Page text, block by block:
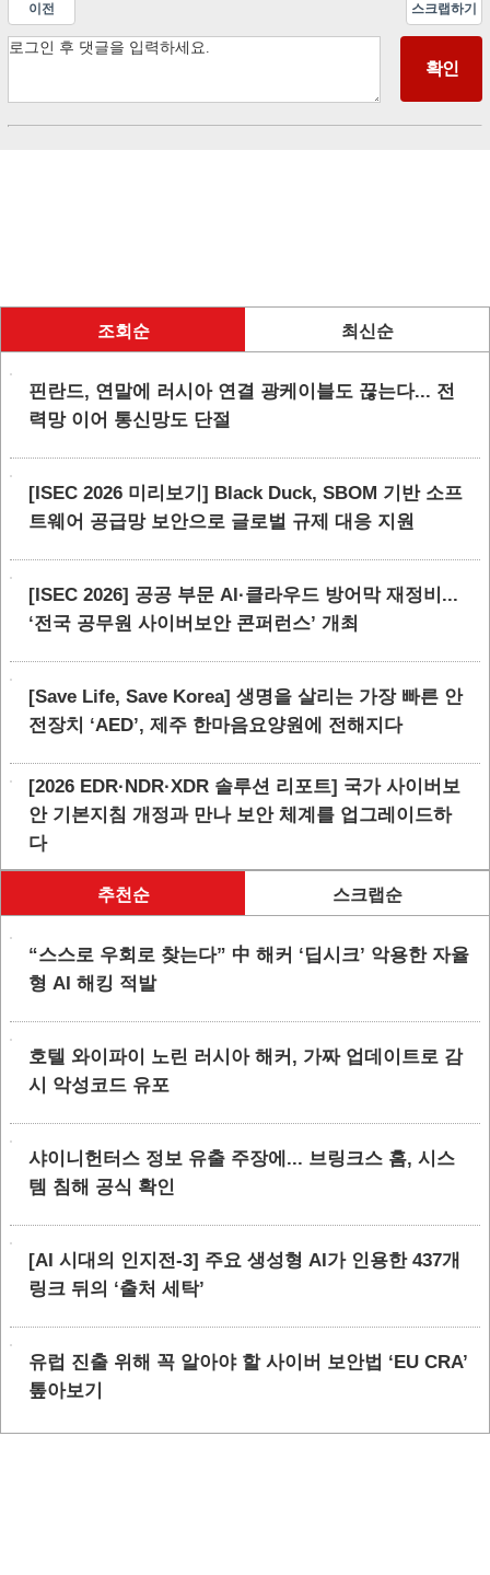
이전 스크랩하기
조회순 최신순
핀란드, 연말에 러시아 연결 광케이블도 끊는다... 전
력망 이어 통신망도 단절
[ISEC 2026 미리보기] Black Duck, SBOM 기반 소프
트웨어 공급망 보안으로 글로벌 규제 대응 지원
[ISEC 2026] 공공 부문 AI·클라우드 방어막 재정비...
‘전국 공무원 사이버보안 콘퍼런스’ 개최
[Save Life, Save Korea] 생명을 살리는 가장 빠른 안
전장치 ‘AED’, 제주 한마음요양원에 전해지다
[2026 EDR·NDR·XDR 솔루션 리포트] 국가 사이버보
안 기본지침 개정과 만나 보안 체계를 업그레이드하
다
추천순 스크랩순
“스스로 우회로 찾는다” 中 해커 ‘딥시크’ 악용한 자율
형 AI 해킹 적발
호텔 와이파이 노린 러시아 해커, 가짜 업데이트로 감
시 악성코드 유포
샤이니헌터스 정보 유출 주장에... 브링크스 홈, 시스
템 침해 공식 확인
[AI 시대의 인지전-3] 주요 생성형 AI가 인용한 437개
링크 뒤의 ‘출처 세탁’
유럽 진출 위해 꼭 알아야 할 사이버 보안법 ‘EU CRA’
톺아보기